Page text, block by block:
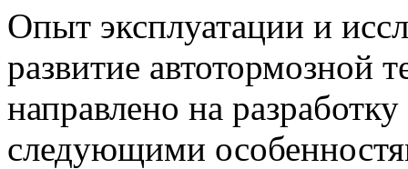
Опыт эксплуатации и
развитие автотормозной
направлено на
следующими